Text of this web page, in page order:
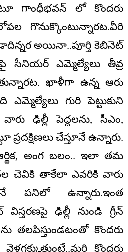
గాంధీభ‌వ‌న్ లో కొంద‌రు
గొనుక్కొంటున్నారట.వీరి
అయినా..పూర్తి కెబినెట్
సీనియ‌ర్ ఎమ్మెల్యేలు తీవ్ర
ఖాళీగా ఉన్న ఆరు
గురి పెట్టుకుని
వారు ఢిల్లీ పెద్దలను, సీఎం,
ప్రదక్షిణ‌లు చేస్తూనే ఉన్నారు.
అంగ బ‌లం.. ఇలా త‌మ
చెవికి తాకేలా ఎవ‌రికి వారు
పనిలో ఉన్నారు.ఇంత
విస్తరణపై ఢిల్లీ నుండి గ్రీన్
త‌లపిస్తుండ‌టంతో కొంద‌రు
కొంద‌రు